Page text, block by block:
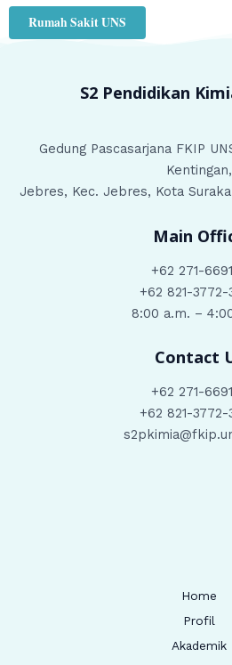
Rumah Sakit UNS
S2 Pendidikan
Gedung Pascasarjana FKIP
Kentingan,
Jebres, Kec. Jebres, Kota
Main
+62 271-
+62 821-3772-
8:00 a.m. –
Contact
+62 271-
+62 821-3772-
Home
Profil
Akademik